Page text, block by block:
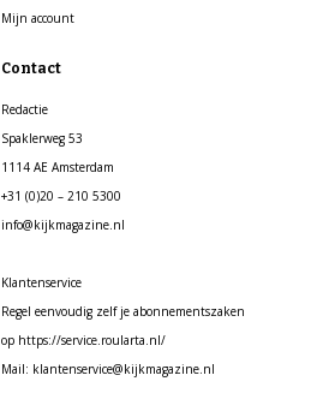
Mijn account
Contact
Redactie
Spaklerweg 53
1114 AE Amsterdam
+31 (0)20 – 210 5300
info@kijkmagazine.nl
Klantenservice
Regel eenvoudig zelf je abonnementszaken
op https://service.roularta.nl/
Mail: klantenservice@kijkmagazine.nl